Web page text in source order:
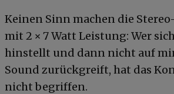
Keinen Sinn machen die
mit 2 × 7 Watt Leistung: Wer
hinstellt und dann nicht auf
Sound zurückgreift, hat das
nicht begriffen.